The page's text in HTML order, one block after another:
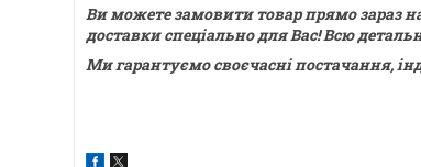
Ви можете замовити товар прямо зараз
доставки спеціально для Вас! Всю
Ми гарантуємо своєчасні постачання,